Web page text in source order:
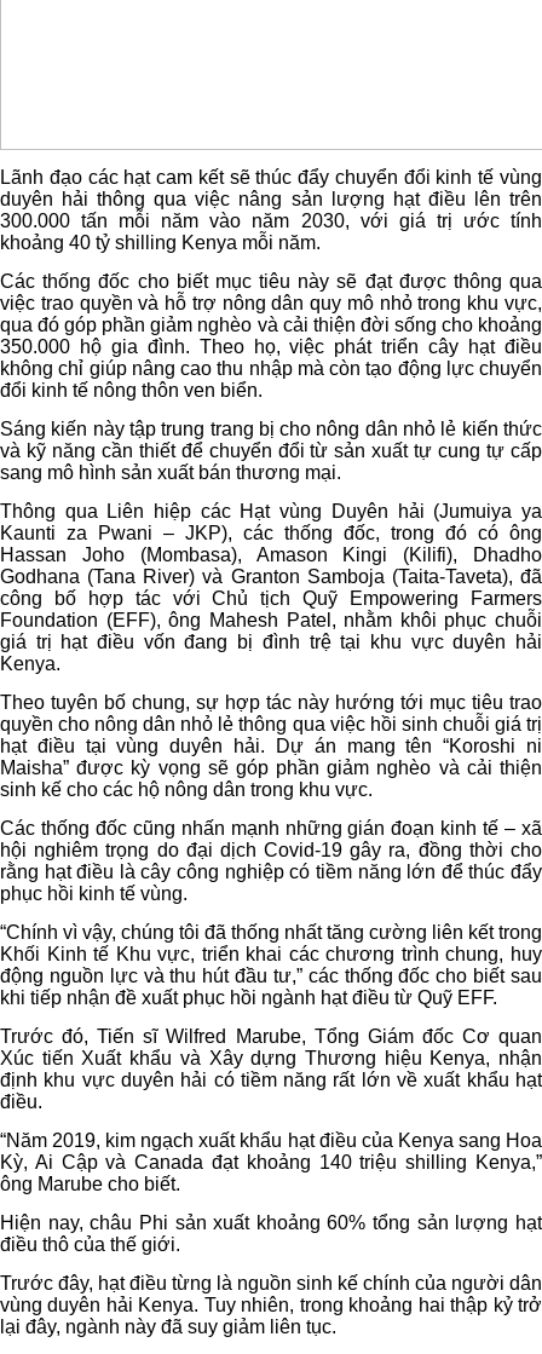
Lãnh đạo các hạt cam kết sẽ thúc đẩy chuyển đổi kinh tế vùng
duyên hải thông qua việc nâng sản lượng hạt điều lên trên
300.000 tấn mỗi năm vào năm 2030, với giá trị ước tính
khoảng 40 tỷ shilling Kenya mỗi năm.
Các thống đốc cho biết mục tiêu này sẽ đạt được thông qua
việc trao quyền và hỗ trợ nông dân quy mô nhỏ trong khu vực,
qua đó góp phần giảm nghèo và cải thiện đời sống cho khoảng
350.000 hộ gia đình. Theo họ, việc phát triển cây hạt điều
không chỉ giúp nâng cao thu nhập mà còn tạo động lực chuyển
đổi kinh tế nông thôn ven biển.
Sáng kiến này tập trung trang bị cho nông dân nhỏ lẻ kiến thức
và kỹ năng cần thiết để chuyển đổi từ sản xuất tự cung tự cấp
sang mô hình sản xuất bán thương mại.
Thông qua Liên hiệp các Hạt vùng Duyên hải (Jumuiya ya
Kaunti za Pwani – JKP), các thống đốc, trong đó có ông
Hassan Joho (Mombasa), Amason Kingi (Kilifi), Dhadho
Godhana (Tana River) và Granton Samboja (Taita-Taveta), đã
công bố hợp tác với Chủ tịch Quỹ Empowering Farmers
Foundation (EFF), ông Mahesh Patel, nhằm khôi phục chuỗi
giá trị hạt điều vốn đang bị đình trệ tại khu vực duyên hải
Kenya.
Theo tuyên bố chung, sự hợp tác này hướng tới mục tiêu trao
quyền cho nông dân nhỏ lẻ thông qua việc hồi sinh chuỗi giá trị
hạt điều tại vùng duyên hải. Dự án mang tên “Koroshi ni
Maisha” được kỳ vọng sẽ góp phần giảm nghèo và cải thiện
sinh kế cho các hộ nông dân trong khu vực.
Các thống đốc cũng nhấn mạnh những gián đoạn kinh tế – xã
hội nghiêm trọng do đại dịch Covid-19 gây ra, đồng thời cho
rằng hạt điều là cây công nghiệp có tiềm năng lớn để thúc đẩy
phục hồi kinh tế vùng.
“Chính vì vậy, chúng tôi đã thống nhất tăng cường liên kết trong
Khối Kinh tế Khu vực, triển khai các chương trình chung, huy
động nguồn lực và thu hút đầu tư,” các thống đốc cho biết sau
khi tiếp nhận đề xuất phục hồi ngành hạt điều từ Quỹ EFF.
Trước đó, Tiến sĩ Wilfred Marube, Tổng Giám đốc Cơ quan
Xúc tiến Xuất khẩu và Xây dựng Thương hiệu Kenya, nhận
định khu vực duyên hải có tiềm năng rất lớn về xuất khẩu hạt
điều.
“Năm 2019, kim ngạch xuất khẩu hạt điều của Kenya sang Hoa
Kỳ, Ai Cập và Canada đạt khoảng 140 triệu shilling Kenya,”
ông Marube cho biết.
Hiện nay, châu Phi sản xuất khoảng 60% tổng sản lượng hạt
điều thô của thế giới.
Trước đây, hạt điều từng là nguồn sinh kế chính của người dân
vùng duyên hải Kenya. Tuy nhiên, trong khoảng hai thập kỷ trở
lại đây, ngành này đã suy giảm liên tục.